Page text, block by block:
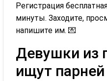
Регистрация
минуты. Заходите,
напишите им. 💌
Девушки из
ищут парней